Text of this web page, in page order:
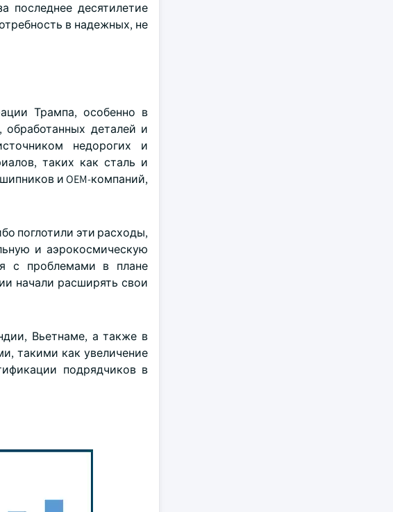
последнее десятилетие
в надежных, не
Трампа, особенно в
деталей и
недорогих и
таких как сталь и
и OEM-компаний,
поглотили эти расходы,
и аэрокосмическую
с проблемами в плане
начали расширять свои
Вьетнаме, а также в
такими как увеличение
подрядчиков в